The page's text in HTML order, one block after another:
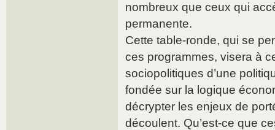
nombreux que ceux qui
permanente.
Cette table-ronde, qui se
ces programmes, visera à
sociopolitiques d’une
fondée sur la logique
décrypter les enjeux de
découlent. Qu’est-ce que